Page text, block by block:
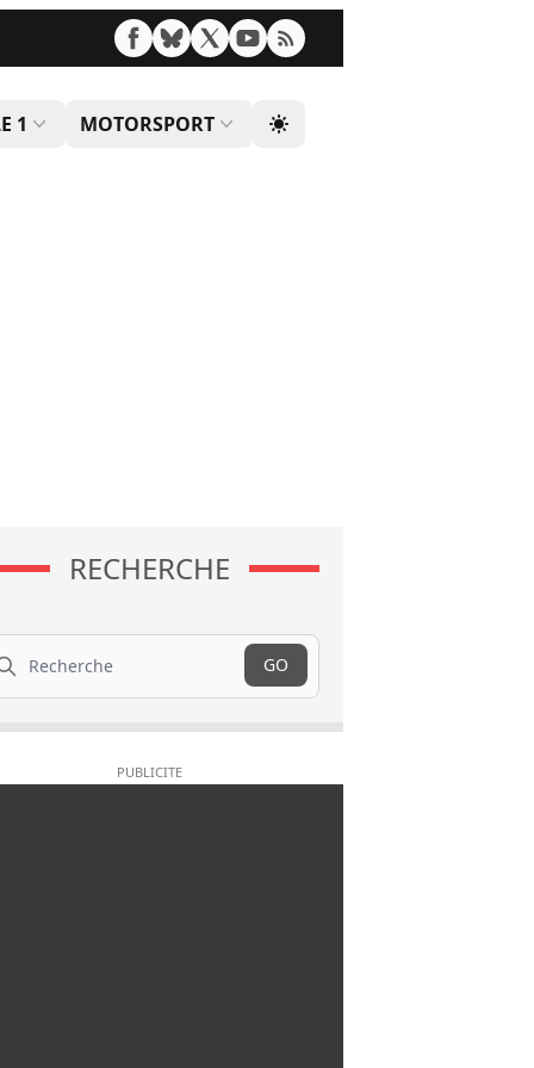
1 MOTORSPORT
RECHERCHE
GO